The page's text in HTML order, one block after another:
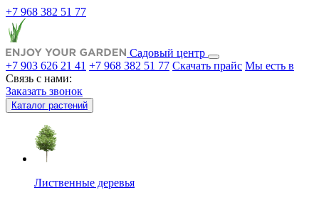
+7 968 382 51 77
Садовый центр
+7 903 626 21 41 +7 968 382 51 77 Скачать прайс Мы есть в
Связь с нами:
Заказать звонок
Каталог растений
Лиственные деревья